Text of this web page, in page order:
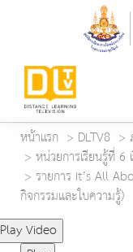
หน้าแรก DLTV8
หน่วยการเรียนรู้ที่
รายการ It’s All
กิจกรรมและใบความรู้)
Play Video